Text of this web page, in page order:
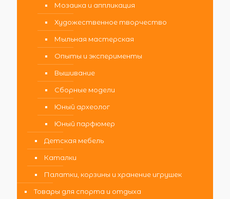
Мозаика и аппликация
Художественное творчество
Мыльная мастерская
Опыты и эксперименты
Вышивание
Сборные модели
Юный археолог
Юный парфюмер
Детская мебель
Каталки
Палатки, корзины и хранение игрушек
Товары для спорта и отдыха